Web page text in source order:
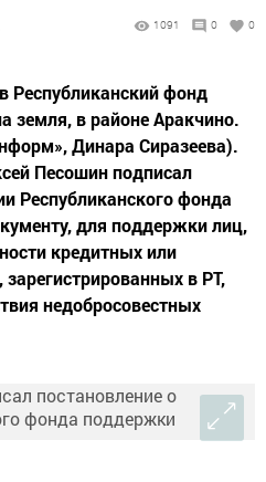
1091 0 0
Республиканский фонд
земля, в районе Аракчино.
Динара Сиразеева).
Песошин подписал
Республиканского фонда
для поддержки лиц,
кредитных или
в РТ,
недобросовестных